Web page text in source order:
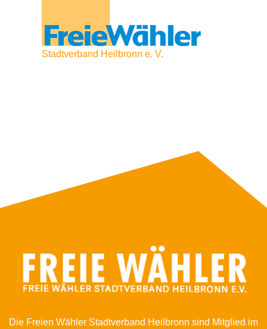
Stadtverband Heilbronn e. V.
Die Freien Wähler Stadtverband Heilbronn sind Mitglied im